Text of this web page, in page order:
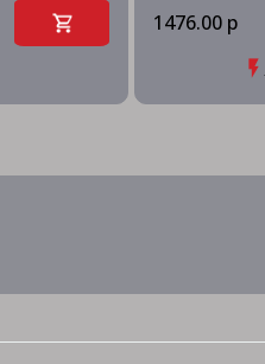
1476.00 р